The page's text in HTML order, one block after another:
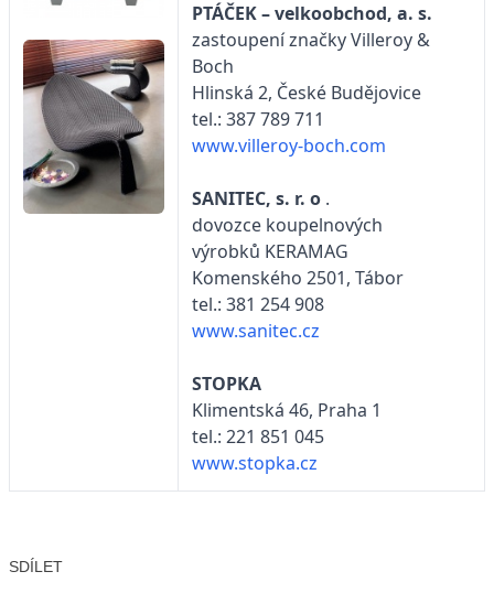
PTÁČEK – velkoobchod, a. s.
zastoupení značky Villeroy &
Boch
Hlinská 2, České Budějovice
tel.: 387 789 711
www.villeroy-boch.com
SANITEC, s. r. o .
dovozce koupelnových
výrobků KERAMAG
Komenského 2501, Tábor
tel.: 381 254 908
www.sanitec.cz
STOPKA
Klimentská 46, Praha 1
tel.: 221 851 045
www.stopka.cz
SDÍLET